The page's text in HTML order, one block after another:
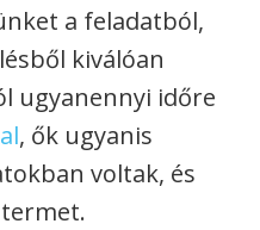
a feladatból,
kiválóan
ugyanennyi időre
, ők ugyanis
voltak, és